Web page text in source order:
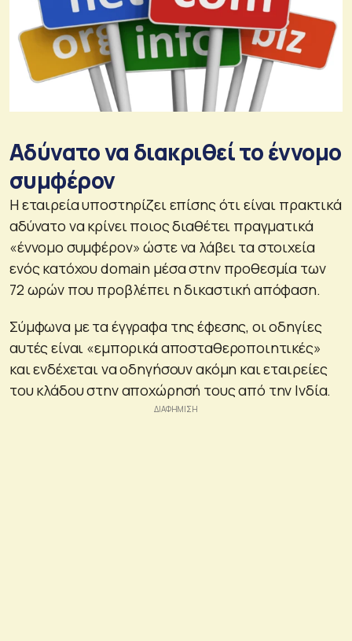
Αδύνατο να διακριθεί το έννομο
συμφέρον
Η εταιρεία υποστηρίζει επίσης ότι είναι πρακτικά
αδύνατο να κρίνει ποιος διαθέτει πραγματικά
«έννομο συμφέρον» ώστε να λάβει τα στοιχεία
ενός κατόχου domain μέσα στην προθεσμία των
72 ωρών που προβλέπει η δικαστική απόφαση.
Σύμφωνα με τα έγγραφα της έφεσης, οι οδηγίες
αυτές είναι «εμπορικά αποσταθεροποιητικές»
και ενδέχεται να οδηγήσουν ακόμη και εταιρείες
του κλάδου στην αποχώρησή τους από την Ινδία.